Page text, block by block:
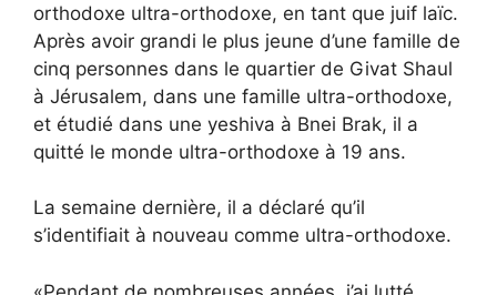
orthodoxe ultra-orthodoxe, en tant que juif laïc.
Après avoir grandi le plus jeune d’une famille de
cinq personnes dans le quartier de Givat Shaul
à Jérusalem, dans une famille ultra-orthodoxe,
et étudié dans une yeshiva à Bnei Brak, il a
quitté le monde ultra-orthodoxe à 19 ans.
La semaine dernière, il a déclaré qu’il
s’identifiait à nouveau comme ultra-orthodoxe.